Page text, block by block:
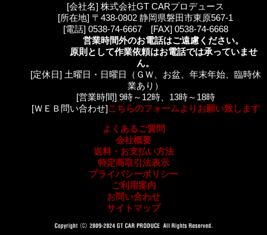
[会社名] 株式会社GT CARプロデュース
[所在地] 〒438-0802 静岡県磐田市東原567-1
[電話] 0538-74-6667 [FAX] 0538-74-6668
営業時間外のお電話はご遠慮ください。
原則として作業依頼はお電話では承っていませ
ん。
[定休日] 土曜日・日曜日（ＧＷ、お盆、年末年始、臨時休
業あり）
[営業時間] 9時～12時、13時～18時
[ＷＥＢ問い合わせ]こちらのフォームよりお願い致します
よくあるご質問
会社概要
送料・お支払い方法
特定商取引法表示
プライバシーポリシー
ご利用案内
お問い合わせ
サイトマップ